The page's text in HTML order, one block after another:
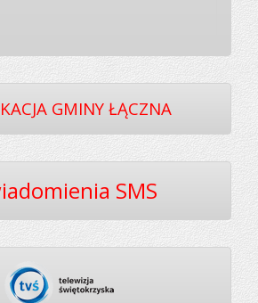
GMINY ŁĄCZNA
SMS